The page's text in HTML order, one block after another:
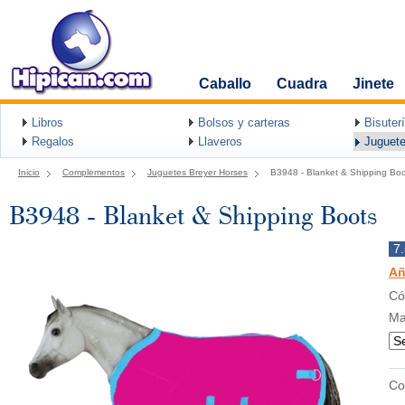
Caballo Cuadra Jinete
Libros Bolsos y carteras
Regalos
Llaveros
Inicio Complementos Juguetes Breyer Horses B3948 - Blanket & Shipping
B3948 - Blanket & Shipping Boots